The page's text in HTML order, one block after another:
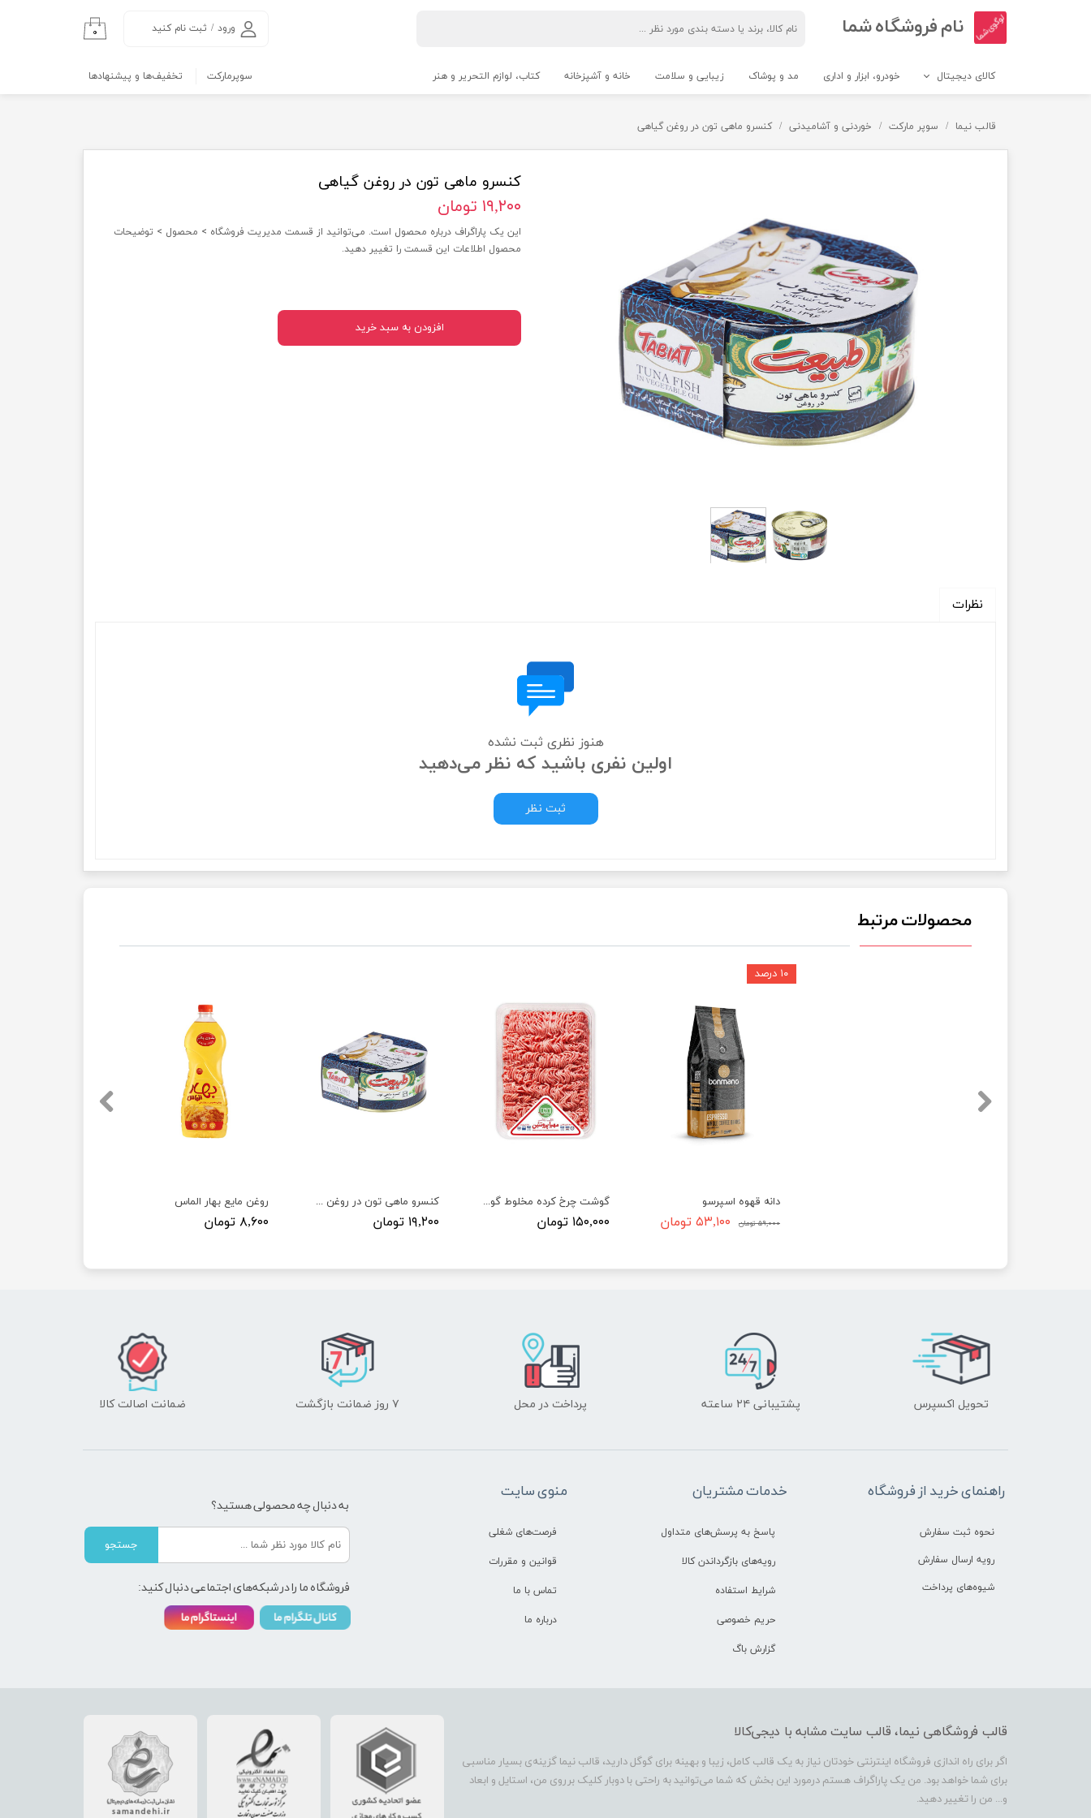
ورود / ثبت نام کنید
تغییر کلمه عبور
۰
کالای دیجیتال خودرو، ابزار و اداری مد و پوشاک زیبایی و سلامت خانه و آشپزخانه کتاب، لوازم التحریر و هنر سوپرمارکت تخفیف‌ها و پیشنهادها
​نام فروشگاه شما
قالب نیما سوپر مارکت خوردنی و آشامیدنی کنسرو ماهی تون در روغن گیاهی
کنسرو ماهی تون در روغن گیاهی
۱۹,۲۰۰ تومان
این یک پاراگراف درباره محصول است. می‌توانید از قسمت مدیریت فروشگاه > محصول > توضیحات
محصول اطلاعات این قسمت را تغییر دهید.
افزودن به سبد خرید
نظرات
هنوز نظری ثبت نشده
اولین نفری باشید که نظر می‌دهید
ثبت نظر
محصولات مرتبط
روغن مایع بهار الماس
۸,۶۰۰ تومان
کنسرو ماهی تون در روغن گیاهی
۱۹,۲۰۰ تومان
گوشت چرخ کرده مخلوط گوساله و گوسفند
۱۵۰,۰۰۰ تومان
دانه‌ قهوه اسپرسو
۵۹,۰۰۰ تومان ۵۳,۱۰۰ تومان
۱۰ درصد
قالب فروشگاهی نیما، قالب سایت مشابه با دیجی‌کالا
اگر برای راه اندازی فروشگاه اینترنتی خودتان نیاز به یک قالب کامل، زیبا و بهینه برای گوگل دارید، قالب نیما گزینه‌ی بسیار مناسبی
برای شما خواهد بود. من یک پاراگراف هستم درمورد این بخش که شما می‌توانید به راحتی با دوبار کلیک برروی من، استایل و ابعاد
و... من را تغییر دهید.
ضمانت اصالت کالا ۷ روز ضمانت بازگشت پرداخت در محل پشتیبانی ۲۴ ساعته تحویل اکسپرس
راهنمای خرید از فروشگاه
نحوه ثبت سفارش
رویه ارسال سفارش
شیوه‌های پرداخت
خدمات مشتریان
پاسخ به پرسش‌های متداول
رویه‌های بازگرداندن کالا
شرایط استفاده
حریم خصوصی
گزارش باگ
منوی سایت
فرصت‌های شغلی
قوانین و مقررات
تماس با ما
درباره ما
به دنبال چه محصولی هستید؟
جستجو
فروشگاه ما را در شبکه‌های اجتماعی دنبال کنید: